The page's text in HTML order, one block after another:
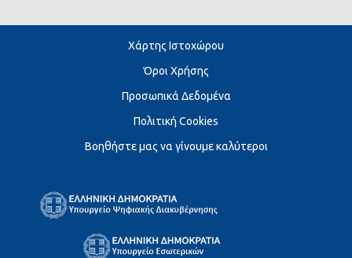
Χάρτης Ιστοχώρου
Όροι Χρήσης
Προσωπικά Δεδομένα
Πολιτική Cookies
Βοηθήστε μας να γίνουμε καλύτεροι